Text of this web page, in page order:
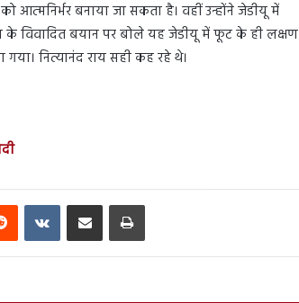
आत्मनिर्भर बनाया जा सकता है। वहीं उन्होंने जेडीयू में
के विवादित बयान पर बोले यह जेडीयू में फूट के ही लक्षण
नित्यानंद राय सही कह रहे थे।
Reddit VKontakteShare via Email Print